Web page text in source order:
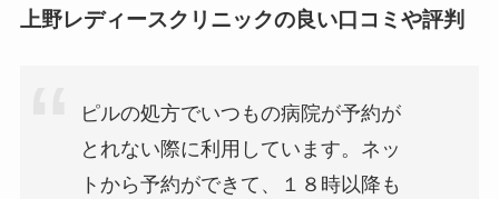
上野レディースクリニックの良い口コミや評判
ピルの処方でいつもの病院が予約が
とれない際に利用しています。ネッ
トから予約ができて、１８時以降も